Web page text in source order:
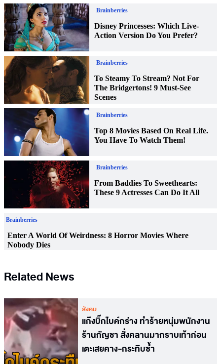
Related News
สังคม
แก๊งบิ๊กไบค์กร่าง ทำร้ายหนุ่มพนักงาน
ร้านกัญชา สั่งคลานมากราบเท้าก่อน
เตะเสยคาง-กระทืบซ้ำ